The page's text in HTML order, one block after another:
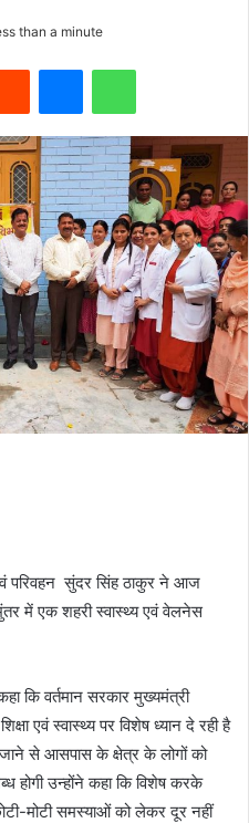
than a minute
परिवहन सुंदर सिंह ठाकुर ने आज
में एक शहरी स्वास्थ्य एवं वेलनेस
कि वर्तमान सरकार मुख्यमंत्री
एवं स्वास्थ्य पर विशेष ध्यान दे रही है
से आसपास के क्षेत्र के लोगों को
होगी उन्होंने कहा कि विशेष करके
मोटी समस्याओं को लेकर दूर नहीं